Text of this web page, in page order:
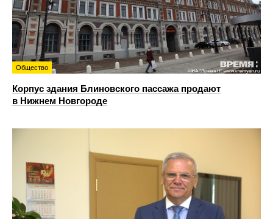
Общество
Корпус здания Блиновского пассажа продают
в Нижнем Новгороде